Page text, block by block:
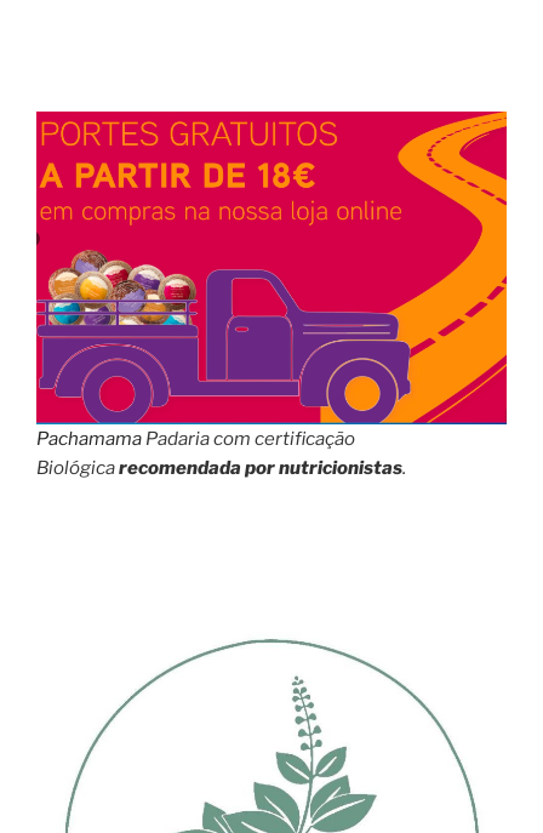
Pachamama Padaria com certificação
Biológicarecomendada por nutricionistas.